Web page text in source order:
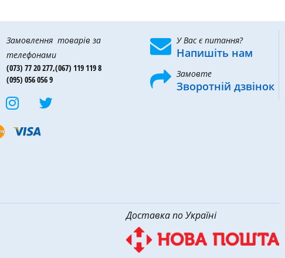
Замовлення товарів за
телефонами
(073) 77 20 277,(067) 119 119 8
(095) 056 056 9
У Вас є питання?
Напишіть нам
Замовте
Зворотній дзвінок
Доставка по Україні